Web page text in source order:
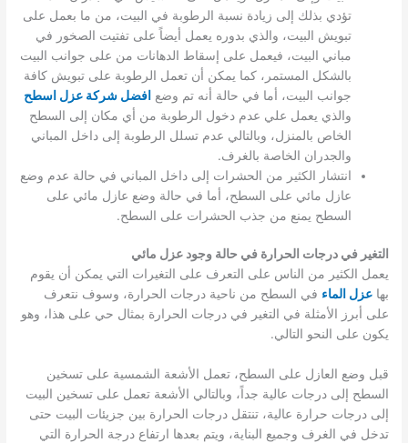
تؤدي بذلك إلى زيادة نسبة الرطوبة في البيت، من ما بعمل على
تبويش البيت، والذي بدوره يعمل أيضاً على تفتيت الصخور في
مباني البيت، فيعمل على إسقاط الدهانات من على جوانب البيت
بالشكل المستمر، كما يمكن أن تعمل الرطوبة على تبويش كافة
جوانب البيت، أما في حالة أنه تم وضع افضل شركة عزل اسطح
والذي يعمل علي عدم دخول الرطوبة من أي مكان إلى السطح
الخاص بالمنزل، وبالتالي عدم تسلل الرطوبة إلى داخل المباني
والجدران الخاصة بالغرف.
انتشار الكثير من الحشرات إلى داخل المباني في حالة عدم وضع
عازل مائي على السطح، أما في حالة وضع عازل مائي على
السطح يمنع من جذب الحشرات على السطح.
التغير في درجات الحرارة في حالة وجود عزل مائي
يعمل الكثير من الناس على التعرف على التغيرات التي يمكن أن يقوم
بهاعزل الماء في السطح من ناحية درجات الحرارة، وسوف نتعرف
على أبرز الأمثلة في التغير في درجات الحرارة بمثال حي على هذا، وهو
يكون على النحو التالي.
قبل وضع العازل على السطح، تعمل الأشعة الشمسية على تسخين
السطح إلى درجات عالية جداً، وبالتالي الأشعة تعمل على تسخين البيت
إلى درجات حرارة عالية، تنتقل درجات الحرارة بين جزيئات البيت حتى
تدخل في الغرف وجميع البناية، ويتم بعدها ارتفاع درجة الحرارة التي